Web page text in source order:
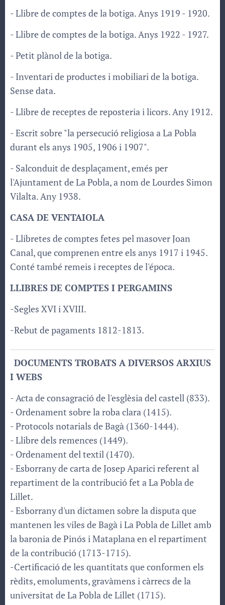
- Llibre de comptes de la botiga. Anys 1919 - 1920.
- Llibre de comptes de la botiga. Anys 1922 - 1927.
- Petit plànol de la botiga.
- Inventari de productes i mobiliari de la botiga.
Sense data.
- Llibre de receptes de reposteria i licors. Any 1912.
- Escrit sobre "la persecució religiosa a La Pobla
durant els anys 1905, 1906 i 1907".
- Salconduit de desplaçament, emés per
l'Ajuntament de La Pobla, a nom de Lourdes Simon
Vilalta. Any 1938.
CASA DE VENTAIOLA
- Llibretes de comptes fetes pel masover Joan
Canal, que comprenen entre els anys 1917 i 1945.
Conté també remeis i receptes de l'época.
LLIBRES DE COMPTES I PERGAMINS
-Segles XVI i XVIII.
-Rebut de pagaments 1812-1813.
DOCUMENTS TROBATS A DIVERSOS ARXIUS
I WEBS
- Acta de consagració de l'esglèsia del castell (833).
- Ordenament sobre la roba clara (1415).
- Protocols notarials de Bagà (1360-1444).
- Llibre dels remences (1449).
- Ordenament del textil (1470).
- Esborrany de carta de Josep Aparici referent al
repartiment de la contribució fet a La Pobla de
Lillet.
- Esborrany d'un dictamen sobre la disputa que
mantenen les viles de Bagà i La Pobla de Lillet amb
la baronia de Pinós i Mataplana en el repartiment
de la contribució (1713-1715).
-Certificació de les quantitats que conformen els
rèdits, emoluments, gravàmens i càrrecs de la
universitat de La Pobla de Lillet (1715).